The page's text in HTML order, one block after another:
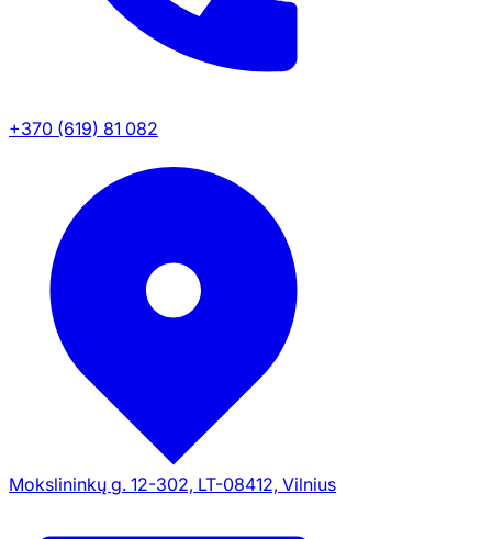
+370 (619) 81 082
Mokslininkų g. 12-302, LT-08412, Vilnius